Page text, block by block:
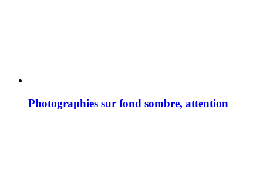
Photographies sur fond sombre, attention